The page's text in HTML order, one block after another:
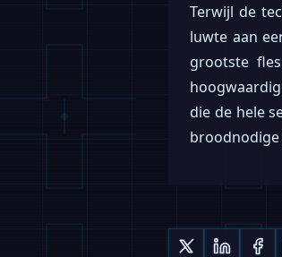
Terwijl de
luwte aan
grootste
die de hele
broodnodige